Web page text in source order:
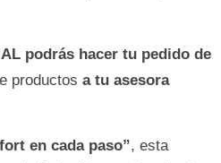
podrás hacer tu pedido de
productos a tu asesora
en cada paso”, esta